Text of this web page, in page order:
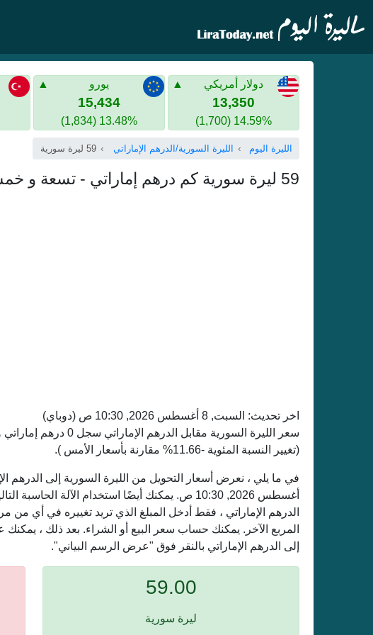
دولار أمريكي
13,350
14.59% (1,700)
يورو
15,434
13.48% (1,834)
الليرة اليوم الليرة السورية/الدرهم الإماراتي 59 ليرة سورية
59 ليرة سورية كم درهم إماراتي - تسعة و خمسون ليرة سورية بالدرهم الإماراتي
اخر تحديث: السبت, 8 أغسطس 2026, 10:30 ص
(دوباي)
(تغيير النسبة المئوية -11.66% مقارنة بأسعار الأمس ).
أغسطس 2026, 10:30 ص. يمكنك أيضًا استخدام الآلة
الدرهم الإماراتي ، فقط أدخل المبلغ الذي تريد تغييره في أي
المربع الآخر. يمكنك حساب سعر البيع أو الشراء. بعد ذلك ،
إلى الدرهم الإماراتي بالنقر فوق "عرض الرسم البياني".
59.00
ليرة سورية